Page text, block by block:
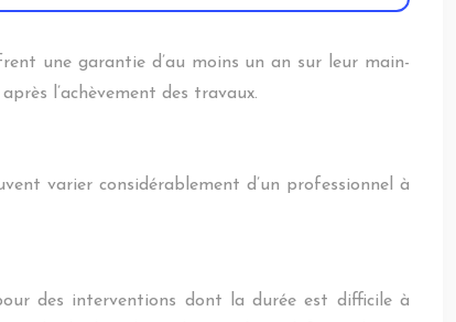
une garantie d’au moins un an sur leur main-
l’achèvement des travaux.
varier considérablement d’un professionnel à
des interventions dont la durée est difficile à